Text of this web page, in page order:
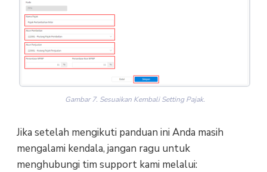
Gambar 7. Sesuaikan Kembali Setting Pajak.
Jika setelah mengikuti panduan ini Anda masih
mengalami kendala, jangan ragu untuk
menghubungi tim support kami melalui: